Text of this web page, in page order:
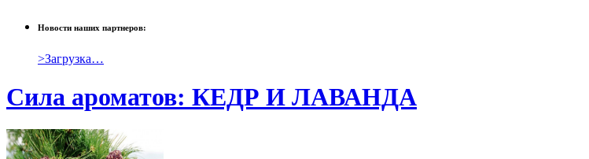
Новости наших партнеров:
>Загрузка…
Сила ароматов: КЕДР И ЛАВАНДА